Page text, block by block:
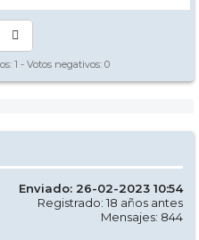
de la Montagne basque
de la montagne et de la
aux relations avec la Navarre
1 - Votos negativos: 0
Enviado: 26-02-2023 10:54
Registrado: 18 años antes
Mensajes: 844